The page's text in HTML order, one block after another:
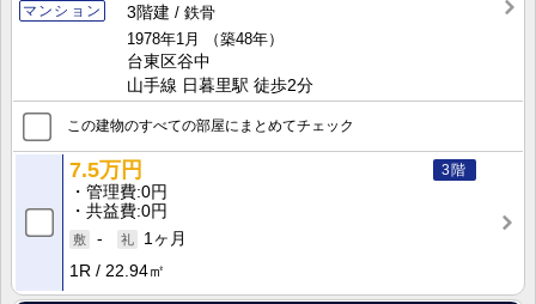
マンション
3階建
鉄骨
1978年1月
（築48年）
台東区谷中
山手線 日暮里駅 徒歩2分
この建物のすべての部屋にまとめてチェック
3階
7.5万円
管理費 0円
共益費 0円
-
1ヶ月
1R
22.94㎡